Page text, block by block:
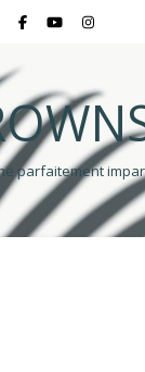
parfaitement